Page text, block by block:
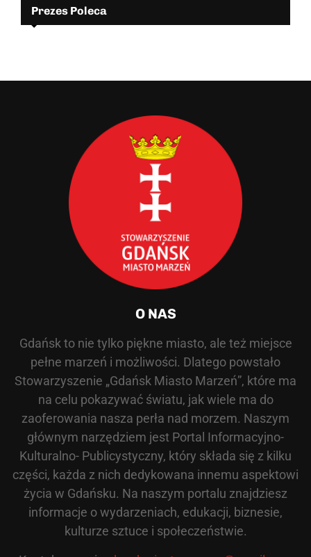
Prezes Poleca
O NAS
Gdańsk to nie tylko piękne miasto, ale też miejsce
pełne marzeń i możliwości. Dlatego powstało
Stowarzyszenie „Gdańsk Miasto Marzeń”, które ma
na celu pokazywać światu, jak wiele ma do
zaoferowania nasza perła nad morzem. Naszym
głównym narzędziem jest Portal Informacyjno-
Kulturalno- Publicystyczny, który składa się z kilku
części, każda z nich dedykowana innemu aspektowi
życia w Gdańsku. Na naszym portalu znajdziesz
informacje o wydarzeniach, edukacji, biznesie,
kulturze sztuce i społeczeństwie.